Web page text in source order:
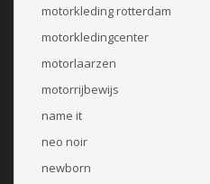
motorkleding rotterdam
motorkledingcenter
motorlaarzen
motorrijbewijs
name it
neo noir
newborn